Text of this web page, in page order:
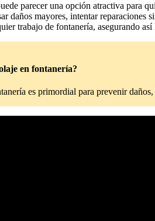
parecer una opción atractiva para
daños mayores, intentar
trabajo de fontanería, asegurando
en fontanería?
es primordial para prevenir